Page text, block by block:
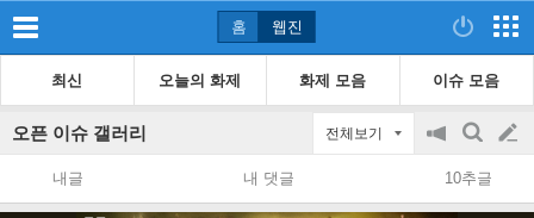
홈 웹진
최신 오늘의 화제 화제 모음 이슈 모음
오픈 이슈 갤러리 전체보기
공
지
on/off
검
색
글
쓰
내글 내 댓글 10추글